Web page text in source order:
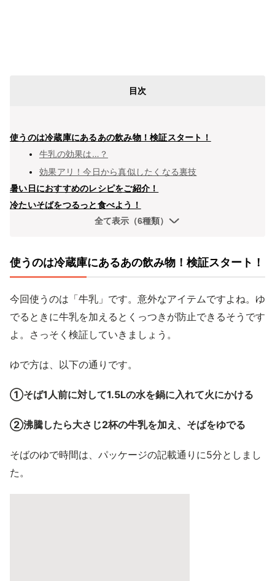
目次
使うのは冷蔵庫にあるあの飲み物！検証スタート！
牛乳の効果は…？
効果アリ！今日から真似したくなる裏技
暑い日におすすめのレシピをご紹介！
冷たいそばをつるっと食べよう！
全て表示（6種類）
使うのは冷蔵庫にあるあの飲み物！検証スタート！
今回使うのは「牛乳」です。意外なアイテムですよね。ゆ
でるときに牛乳を加えるとくっつきが防止できるそうです
よ。さっそく検証していきましょう。
ゆで方は、以下の通りです。
➀そば1人前に対して1.5Lの水を鍋に入れて火にかける
②沸騰したら大さじ2杯の牛乳を加え、そばをゆでる
そばのゆで時間は、パッケージの記載通りに5分としまし
た。